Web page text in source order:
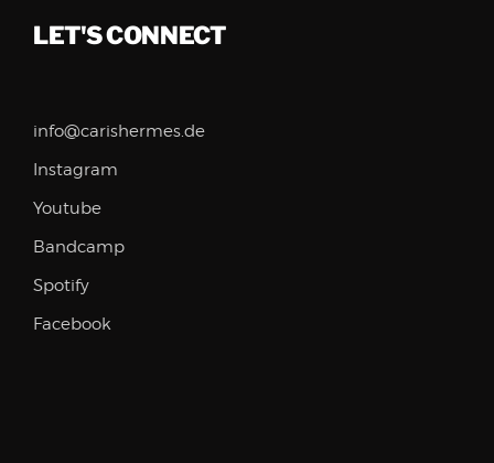
LET'S CONNECT
info@carishermes.de
Instagram
Youtube
Bandcamp
Spotify
Facebook